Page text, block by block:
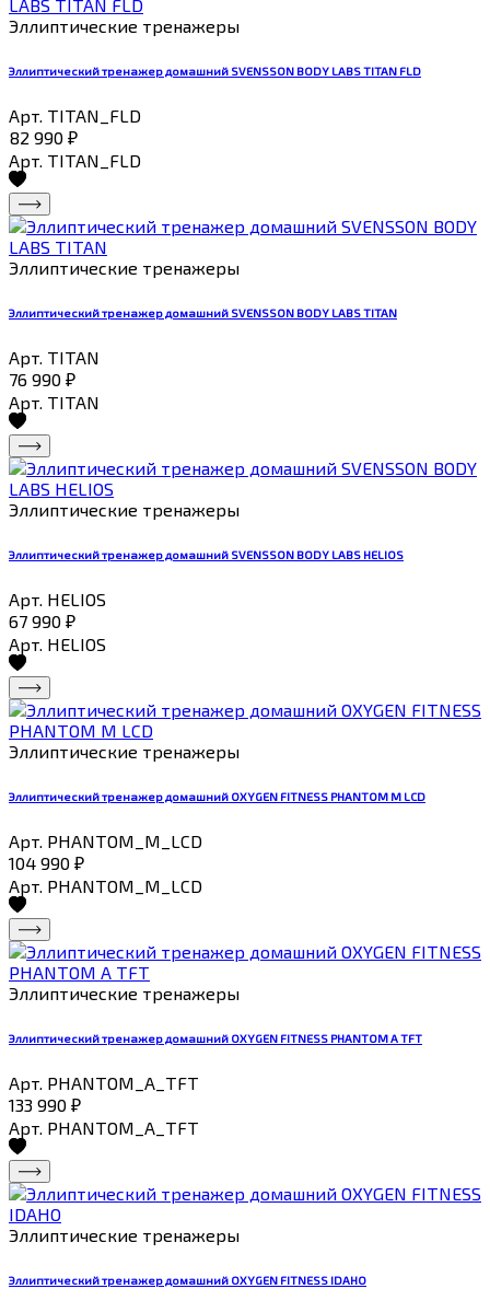
Эллиптические тренажеры
Эллиптический тренажер домашний SVENSSON BODY LABS TITAN FLD
Арт. TITAN_FLD
82 990 ₽
Арт. TITAN_FLD
Эллиптические тренажеры
Эллиптический тренажер домашний SVENSSON BODY LABS TITAN
Арт. TITAN
76 990 ₽
Арт. TITAN
Эллиптические тренажеры
Эллиптический тренажер домашний SVENSSON BODY LABS HELIOS
Арт. HELIOS
67 990 ₽
Арт. HELIOS
Эллиптические тренажеры
Эллиптический тренажер домашний OXYGEN FITNESS PHANTOM M LCD
Арт. PHANTOM_M_LCD
104 990 ₽
Арт. PHANTOM_M_LCD
Эллиптические тренажеры
Эллиптический тренажер домашний OXYGEN FITNESS PHANTOM A TFT
Арт. PHANTOM_A_TFT
133 990 ₽
Арт. PHANTOM_A_TFT
Эллиптические тренажеры
Эллиптический тренажер домашний OXYGEN FITNESS IDAHO